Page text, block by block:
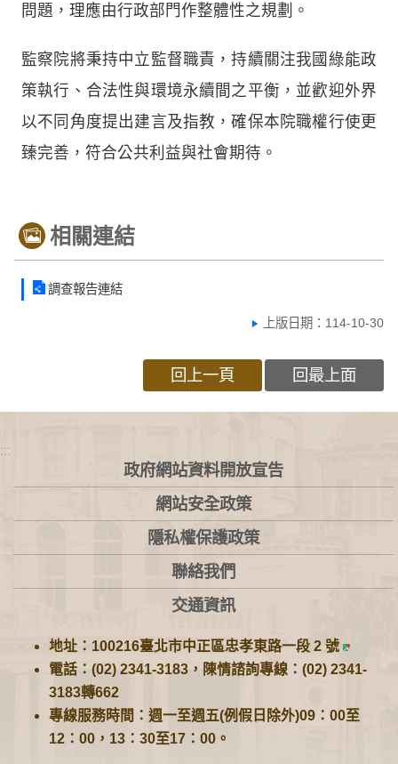
問題，理應由行政部門作整體性之規劃。
監察院將秉持中立監督職責，持續關注我國綠能政
策執行、合法性與環境永續間之平衡，並歡迎外界
以不同角度提出建言及指教，確保本院職權行使更
臻完善，符合公共利益與社會期待。
相關連結
調查報告連結
上版日期：114-10-30
回上一頁 回最上面
:::
政府網站資料開放宣告
網站安全政策
隱私權保護政策
聯絡我們
交通資訊
地址：100216臺北市中正區忠孝東路一段 2 號
電話：(02) 2341-3183，陳情諮詢專線：(02) 2341-
3183轉662
專線服務時間：週一至週五(例假日除外)09：00至
12：00，13：30至17：00。